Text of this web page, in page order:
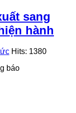
sang
hành
Hits: 1380
báo